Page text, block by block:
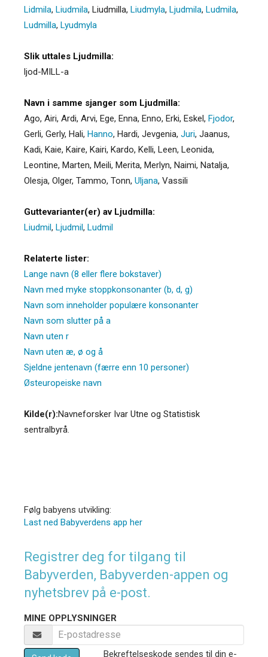
Lidmila, Liudmila, Liudmilla, Liudmyla, Ljudmila, Ludmila,
Ludmilla, Lyudmyla
Slik uttales Ljudmilla:
ljod-MILL-a
Navn i samme sjanger som Ljudmilla:
Ago, Airi, Ardi, Arvi, Ege, Enna, Enno, Erki, Eskel, Fjodor,
Gerli, Gerly, Hali, Hanno, Hardi, Jevgenia, Juri, Jaanus,
Kadi, Kaie, Kaire, Kairi, Kardo, Kelli, Leen, Leonida,
Leontine, Marten, Meili, Merita, Merlyn, Naimi, Natalja,
Olesja, Olger, Tammo, Tonn, Uljana, Vassili
Guttevarianter(er) av Ljudmilla:
Liudmil, Ljudmil, Ludmil
Relaterte lister:
Lange navn (8 eller flere bokstaver)
Navn med myke stoppkonsonanter (b, d, g)
Navn som inneholder populære konsonanter
Navn som slutter på a
Navn uten r
Navn uten æ, ø og å
Sjeldne jentenavn (færre enn 10 personer)
Østeuropeiske navn
Kilde(r):Navneforsker Ivar Utne og Statistisk
sentralbyrå.
Følg babyens utvikling:
Last ned Babyverdens app her
Registrer deg for tilgang til
Babyverden, Babyverden-appen og
nyhetsbrev på e-post.
MINE OPPLYSNINGER
Bekreftelseskode sendes til din e-